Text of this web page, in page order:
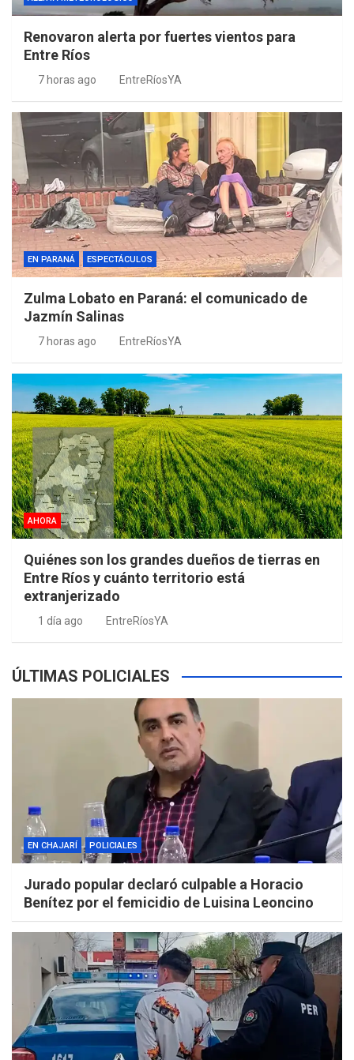
Renovaron alerta por fuertes vientos para
Entre Ríos
7 horas ago EntreRíosYA
EN PARANÁ ESPECTÁCULOS
Zulma Lobato en Paraná: el comunicado de
Jazmín Salinas
7 horas ago EntreRíosYA
AHORA
Quiénes son los grandes dueños de tierras en
Entre Ríos y cuánto territorio está
extranjerizado
1 día ago EntreRíosYA
ÚLTIMAS POLICIALES
EN CHAJARÍ POLICIALES
Jurado popular declaró culpable a Horacio
Benítez por el femicidio de Luisina Leoncino